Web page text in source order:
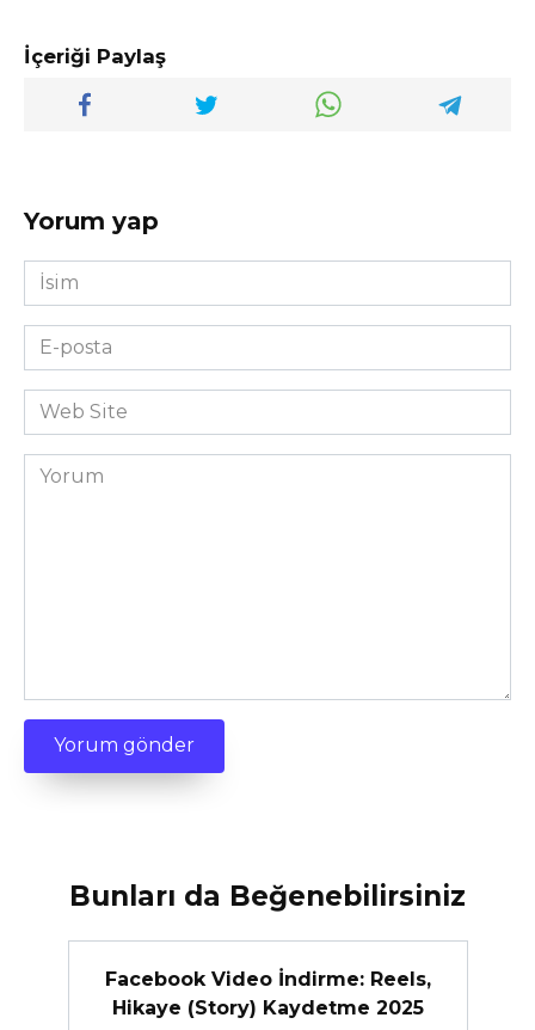
İçeriği Paylaş
Yorum yap
İsim
*
E-
posta
*Web
Site
Yorum
Bunları da Beğenebilirsiniz
Facebook Video İndirme: Reels,
Hikaye (Story) Kaydetme 2025